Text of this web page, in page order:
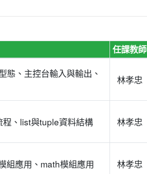
任課教師
、主控台輸入與輸出、
林孝忠
、list與tuple資料結構 林孝忠
組應用、math模組應用 林孝忠